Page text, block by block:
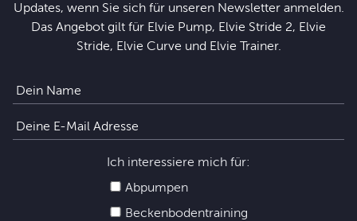
Updates, wenn Sie sich für unseren Newsletter anmelden.
Das Angebot gilt für Elvie Pump, Elvie Stride 2, Elvie
Stride, Elvie Curve und Elvie Trainer.
Ich interessiere mich für:
Abpumpen
Beckenbodentraining